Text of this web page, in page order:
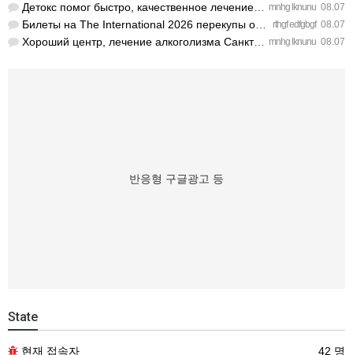
mnhg lknunu 08.07
Детокс помог быстро, качественное лечение алкоголизма Санкт-…
rthgf edfgbgf 08.07
Билеты на The International 2026 перекупы опять сметут за се…
mnhg lknunu 08.07
Хороший центр, лечение алкоголизма Санкт-Петербург проводят …
반응형 구글광고 등
State
현재 접속자 42 명